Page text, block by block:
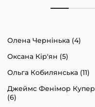
Олена Чернінька (4)
Оксана Кір'ян (5)
Ольга Кобилянська (11)
Джеймс Фенімор Купер
(6)